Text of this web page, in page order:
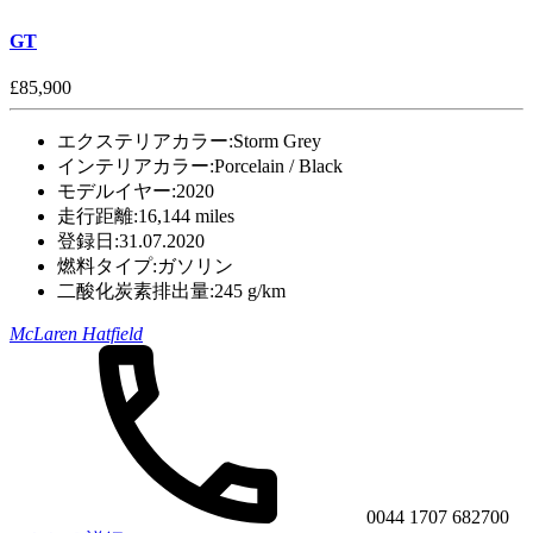
GT
£85,900
エクステリアカラー:Storm Grey
インテリアカラー:Porcelain / Black
モデルイヤー:2020
走行距離:16,144 miles
登録日:31.07.2020
燃料タイプ:ガソリン
二酸化炭素排出量:245 g/km
McLaren Hatfield
0044 1707 682700